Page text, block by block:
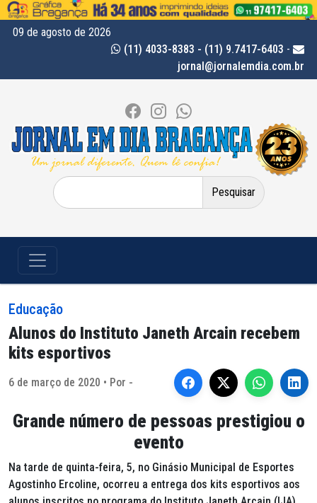
09 de agosto de 2026
(11) 4033-8383 - (11) 9.7417-6403 -
jornal@jornalemdia.com.br
Pesquisar
por:
Educação
Alunos do Instituto Janeth Arcain recebem
kits esportivos
6 de março de 2020 • Por -
Grande número de pessoas prestigiou o
evento
Na tarde de quinta-feira, 5, no Ginásio Municipal de Esportes
Agostinho Ercoline, ocorreu a entrega dos kits esportivos aos